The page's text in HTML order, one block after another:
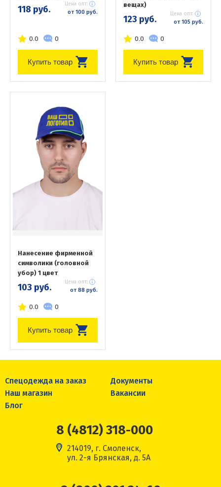
118 руб. Цена опт:
от 100 руб.
0.0 0
Купить товар
вещах)
123 руб. Цена опт:
от 105 руб.
0.0 0
Купить товар
Нанесение фирменной
символики (головной
убор) 1 цвет
103 руб. Цена опт:
от 88 руб.
0.0 0
Купить товар
Спецодежда на заказ
Документы
Наш магазин
Вакансии
Блог
8 (4812) 318-000
214019, г. Смоленск,
ул. 2-я Брянская, д. 5А